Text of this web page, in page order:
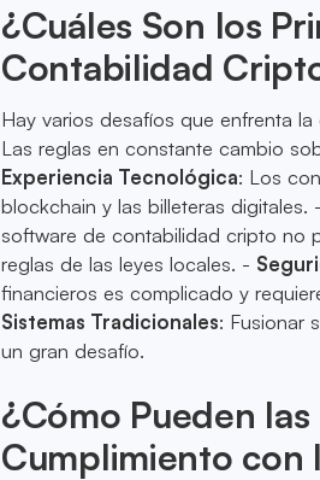
¿Cuáles Son los
Contabilidad
Hay varios desafíos que enfrenta
Las reglas en constante cambio
Experiencia Tecnológica: Los
blockchain y las billeteras digitales. -
software de contabilidad cripto no
reglas de las leyes locales. -
financieros es complicado y
Sistemas Tradicionales: Fusionar
un gran desafío.
¿Cómo Pueden
Cumplimiento con